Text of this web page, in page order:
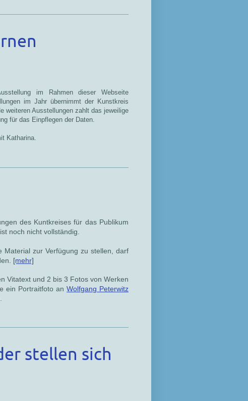
im Rahmen dieser Webseite
im Jahr übernimmt der Kunstkreis
weiteren Ausstellungen zahlt das jeweilige
für das Einpflegen der Daten.
Katharina.
des Kuntkreises für das Publikum
noch nicht vollständig.
zur Verfügung zu stellen, darf
[mehr]
Vitatext und 2 bis 3 Fotos von Werken
ein Portraitfoto anWolfgang Peterwitz
stellen sich